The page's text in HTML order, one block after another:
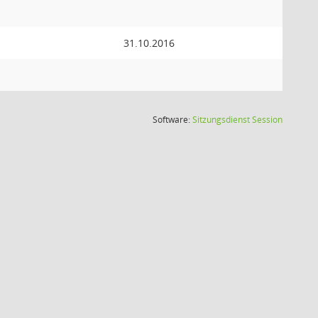
31.10.2016
Software:SitzungsdienstSession(Wird in